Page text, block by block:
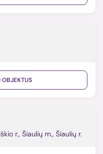
OBJEKTUS
r., Šiaulių m., Šiaulių r.